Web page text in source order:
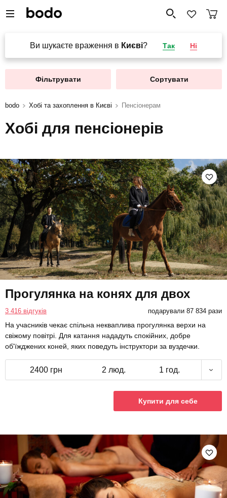
Ви шукаєте враження в Києві? Так Ні
Фільтрувати Сортувати
bodo Хобі та захоплення в Києві Пенсіонерам
Хобі для пенсіонерів
Прогулянка на конях для двох
3 416 відгуків подарували 87 834 рази
На учасників чекає спільна некваплива прогулянка верхи на
свіжому повітрі. Для катання нададуть спокійних, добре
об'їжджених коней, яких поведуть інструктори за вуздечки.
2400 грн 2 люд. 1 год.
Купити для себе